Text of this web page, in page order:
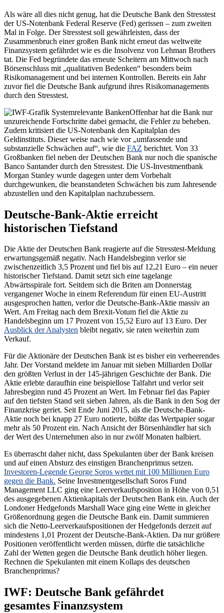
Als wäre all dies nicht genug, hat die Deutsche Bank den Stresstest
der US-Notenbank Federal Reserve (Fed) gerissen – zum zweiten
Mal in Folge. Der Stresstest soll gewährleisten, dass der
Zusammenbruch einer großen Bank nicht erneut das weltweite
Finanzsystem gefährdet wie es die Insolvenz von Lehman Brothers
tat. Die Fed begründete das erneute Scheitern am Mittwoch nach
Börsenschluss mit „qualitativen Bedenken“ besonders beim
Risikomanagement und bei internen Kontrollen. Bereits ein Jahr
zuvor fiel die Deutsche Bank aufgrund ihres Risikomanagements
durch den Stresstest.
Offenbar hat die Bank nur
unzureichende Fortschritte dabei gemacht, die Fehler zu beheben.
Zudem kritisiert die US-Notenbank den Kapitalplan des
Geldinstituts. Dieser weise nach wie vor „umfassende und
substanzielle Schwächen auf“, wie die FAZ berichtet. Von 33
Großbanken fiel neben der Deutschen Bank nur noch die spanische
Banco Santander durch den Stresstest. Die US-Investmentbank
Morgan Stanley wurde dagegen unter dem Vorbehalt
durchgewunken, die beanstandeten Schwächen bis zum Jahresende
abzustellen und den Kapitalplan nachzubessern.
Deutsche-Bank-Aktie erreicht
historischen Tiefstand
Die Aktie der Deutschen Bank reagierte auf die Stresstest-Meldung
erwartungsgemäß negativ. Nach Handelsbeginn verlor sie
zwischenzeitlich 3,5 Prozent und fiel bis auf 12,21 Euro – ein neuer
historischer Tiefstand. Damit setzt sich eine tagelange
Abwärtsspirale fort. Seitdem sich die Briten am Donnerstag
vergangener Woche in einem Referendum für einen EU-Austritt
ausgesprochen hatten, verlor die Deutsche-Bank-Aktie massiv an
Wert. Am Freitag nach dem Brexit-Votum fiel die Aktie zu
Handelsbeginn um 17 Prozent von 15,52 Euro auf 13 Euro. Der
Ausblick der Analysten bleibt negativ, sie raten weiterhin zum
Verkauf.
Für die Aktionäre der Deutschen Bank ist es bisher ein verheerendes
Jahr. Der Vorstand meldete im Januar mit sieben Milliarden Dollar
den größten Verlust in der 145-jährigen Geschichte der Bank. Die
Aktie erlebte daraufhin eine beispiellose Talfahrt und verlor seit
Jahresbeginn rund 45 Prozent an Wert. Im Februar fiel das Papier
auf den tiefsten Stand seit sieben Jahren, als die Bank in den Sog der
Finanzkrise geriet. Seit Ende Juni 2015, als die Deutsche-Bank-
Aktie noch bei knapp 27 Euro notierte, büßte das Wertpapier sogar
mehr als 50 Prozent ein. Nach Ansicht der Börsenhändler hat sich
der Wert des Unternehmen also in nur zwölf Monaten halbiert.
Es überrascht daher nicht, dass Spekulanten über der Bank kreisen
und auf einen Absturz des einstigen Branchenprimus setzen.
Investoren-Legende George Soros wettet mit 100 Millionen Euro
gegen die Bank. Seine Investmentgesellschaft Soros Fund
Management LLC ging eine Leerverkaufsposition in Höhe von 0,51
des ausgegebenen Aktienkapitals der Deutschen Bank ein. Auch der
Londoner Hedgefonds Marshall Wace ging eine Wette in gleicher
Größenordnung gegen die Deutsche Bank ein. Damit summieren
sich die Netto-Leerverkaufspositionen der Hedgefonds derzeit auf
mindestens 1,01 Prozent der Deutsche-Bank-Aktien. Da nur größere
Positionen veröffentlicht werden müssen, dürfte die tatsächliche
Zahl der Wetten gegen die Deutsche Bank deutlich höher liegen.
Rechnen die Spekulanten mit einem Kollaps des deutschen
Branchenprimus?
IWF: Deutsche Bank gefährdet
gesamtes Finanzsystem